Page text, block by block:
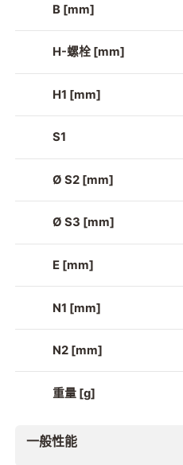
B [mm]
H-螺栓 [mm]
H1 [mm]
S1
Ø S2 [mm]
Ø S3 [mm]
E [mm]
N1 [mm]
N2 [mm]
重量 [g]
一般性能